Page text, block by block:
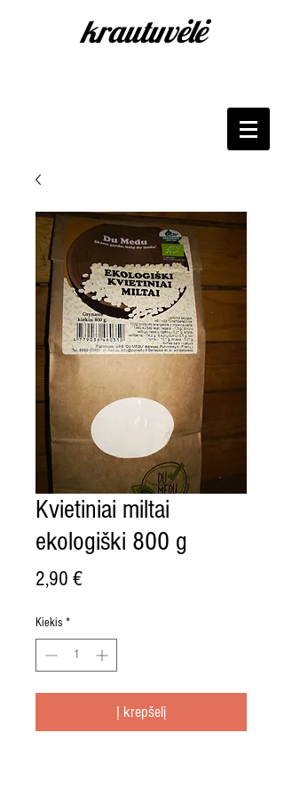
krautuvėlė
Kvietiniai miltai
ekologiški 800 g
2,90 €Price
Kiekis *
Į krepšelį